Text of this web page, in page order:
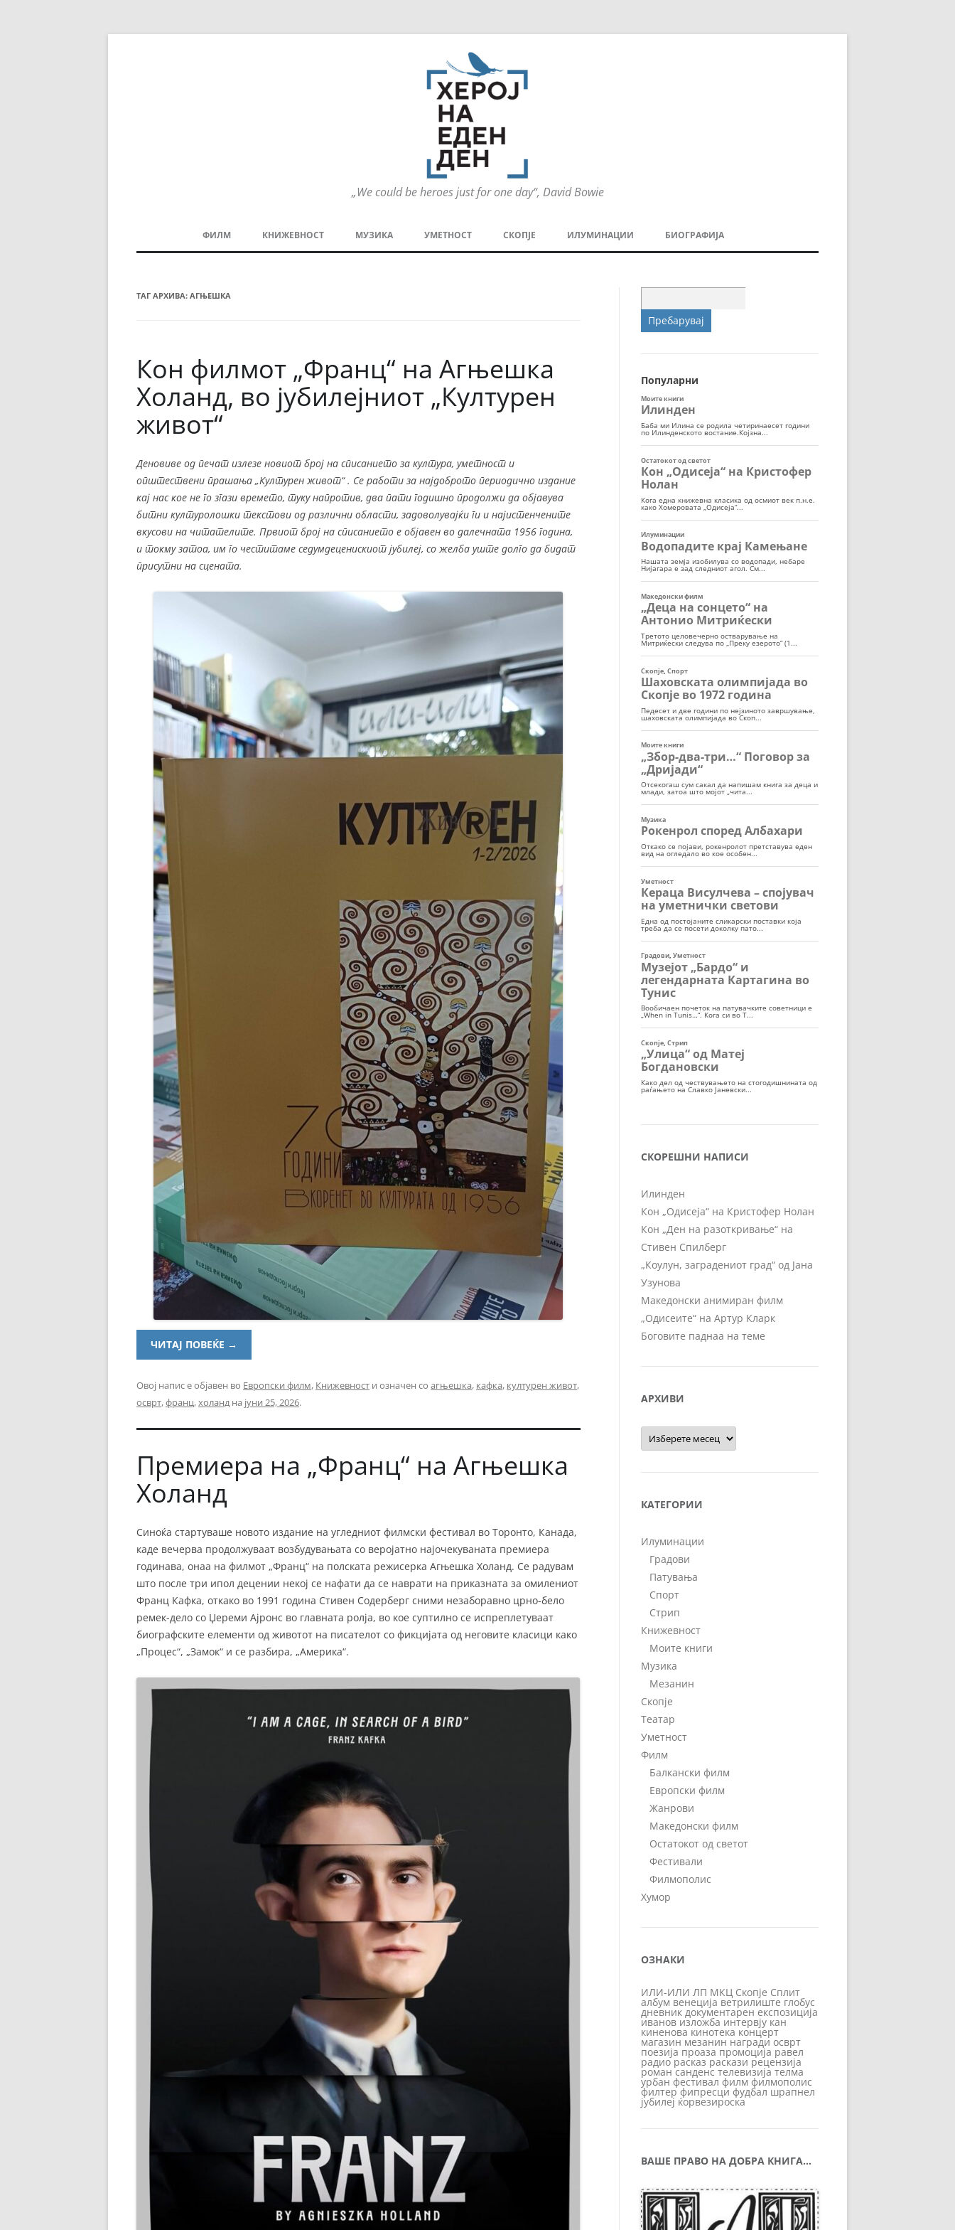
„We could be heroes just for one day“, David Bowie
содржината
ФИЛМ
ЖАНРОВИ
ФЕСТИВАЛИ
КНИЖЕВНОСТ МУЗИКА УМЕТНОСТ СКОПЈЕ ИЛУМИНАЦИИ
СПОРТ
БИОГРАФИЈА
ТАГ АРХИВА: АГЊЕШКА
Кон филмот „Франц“ на Агњешка
Холанд, во јубилејниот „Културен
живот“
Деновиве од печат излезе новиот број на списанието за култура, уметност и
општествени прашања „Културен живот“ . Се работи за најдоброто периодично издание
кај нас кое не го згази времето, туку напротив, два пати годишно продолжи да објавува
битни културолошки текстови од различни области, задоволувајќи ги и најистенчените
вкусови на читателите. Првиот број на списанието е објавен во далечната 1956 година,
и токму затоа, им го честитаме седумдеценискиот јубилеј, со желба уште долго да бидат
присутни на сцената.
ЧИТАЈ ПОВЕЌЕ →
Овој напис е објавен во Европски филм, Книжевност и означен со агњешка, кафка, културен живот,
осврт,франц,холандна јуни 25, 2026.
Премиера на „Франц“ на Агњешка
Холанд
Синоќа стартуваше новото издание на угледниот филмски фестивал во Торонто, Канада,
каде вечерва продолжуваат возбудувањата со веројатно најочекуваната премиера
годинава, онаа на филмот „Франц“ на полската режисерка Агњешка Холанд. Се радувам
што после три ипол децении некој се нафати да се наврати на приказната за омилениот
Франц Кафка, откако во 1991 година Стивен Содерберг сними незаборавно црно-бело
ремек-дело со Џереми Ајронс во главната ролја, во кое суптилно се испреплетуваат
биографските елементи од животот на писателот со фикцијата од неговите класици како
„Процес“, „Замок“ и се разбира, „Америка“.
за:
Популарни
СКОРЕШНИ НАПИСИ
Илинден
Кон „Одисеја“ на Кристофер Нолан
Кон „Ден на разоткривање“ на
Стивен Спилберг
„Коулун, заградениот град“ од Јана
Узунова
Македонски анимиран филм
„Одисеите“ на Артур Кларк
Боговите паднаа на теме
АРХИВИ
Архиви
КАТЕГОРИИ
Илуминации
Градови
Патувања
Спорт
Стрип
Книжевност
Моите книги
Музика
Мезанин
Скопје
Театар
Уметност
Филм
Балкански филм
Европски филм
Жанрови
Македонски филм
Остатокот од светот
Фестивали
Филмополис
Хумор
ОЗНАКИ
ИЛИ-ИЛИ ЛП МКЦ Скопје Сплит
албум венеција ветрилиште глобус
дневник документарен експозиција
иванов изложба интервју кан
киненова кинотека концерт
магазин мезанин награди осврт
поезија проаза промоција равел
радио расказ раскази рецензија
роман санденс телевизија телма
урбан фестивал филм филмополис
филтер фипресци фудбал шрапнел
јубилеј ќорвезироска
ВАШЕ ПРАВО НА ДОБРА КНИГА…